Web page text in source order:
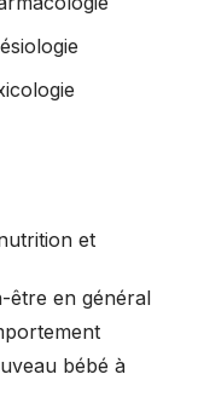
et
être en général
bébé à